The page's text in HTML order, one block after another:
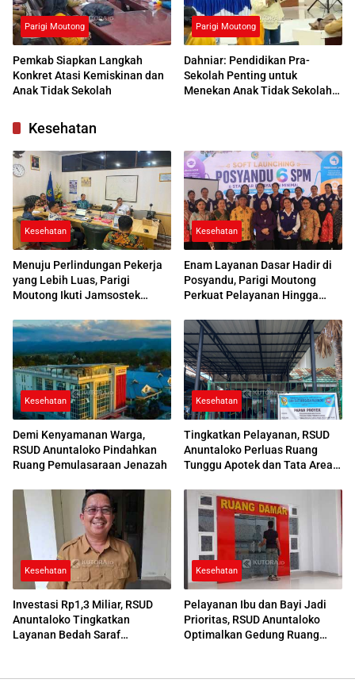
Parigi Moutong
Pemkab Siapkan Langkah
Konkret Atasi Kemiskinan dan
Anak Tidak Sekolah
Parigi Moutong
Dahniar: Pendidikan Pra-
Sekolah Penting untuk
Menekan Anak Tidak Sekolah
Kesehatan
Kesehatan
Menuju Perlindungan Pekerja
yang Lebih Luas, Parigi
Moutong Ikuti Jamsostek
Kesehatan
Enam Layanan Dasar Hadir di
Posyandu, Parigi Moutong
Perkuat Pelayanan Hingga
Kesehatan
Demi Kenyamanan Warga,
RSUD Anuntaloko Pindahkan
Ruang Pemulasaraan Jenazah
Kesehatan
Tingkatkan Pelayanan, RSUD
Anuntaloko Perluas Ruang
Tunggu Apotek dan Tata Area
Kesehatan
Investasi Rp1,3 Miliar, RSUD
Anuntaloko Tingkatkan
Layanan Bedah Saraf
Kesehatan
Pelayanan Ibu dan Bayi Jadi
Prioritas, RSUD Anuntaloko
Optimalkan Gedung Ruang